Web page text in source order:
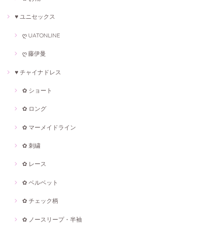
♥ ユニセックス
ღ UATONLINE
ღ 藤伊曼
♥ チャイナドレス
✿ ショート
✿ ロング
✿ マーメイドライン
✿ 刺繍
✿ レース
✿ ベルベット
✿ チェック柄
✿ ノースリープ・半袖